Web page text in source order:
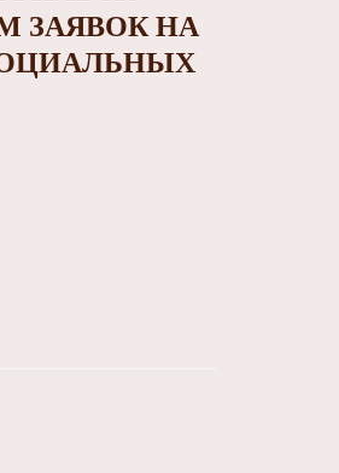
ЗАЯВОК НА